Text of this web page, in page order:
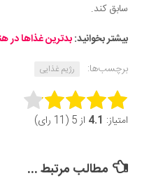
سابق کند.
بیشتر بخوانید:بدترین غذاها در
برچسب‌ها:
رژیم غذایی
Rate this item:
امتیاز: 4.1 از 5 (11 رای)
مطالب مرتبط ...